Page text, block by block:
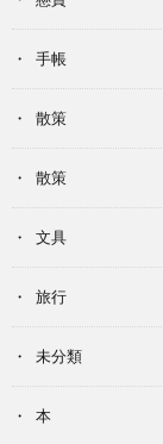
手帳
散策
散策
文具
旅行
未分類
本